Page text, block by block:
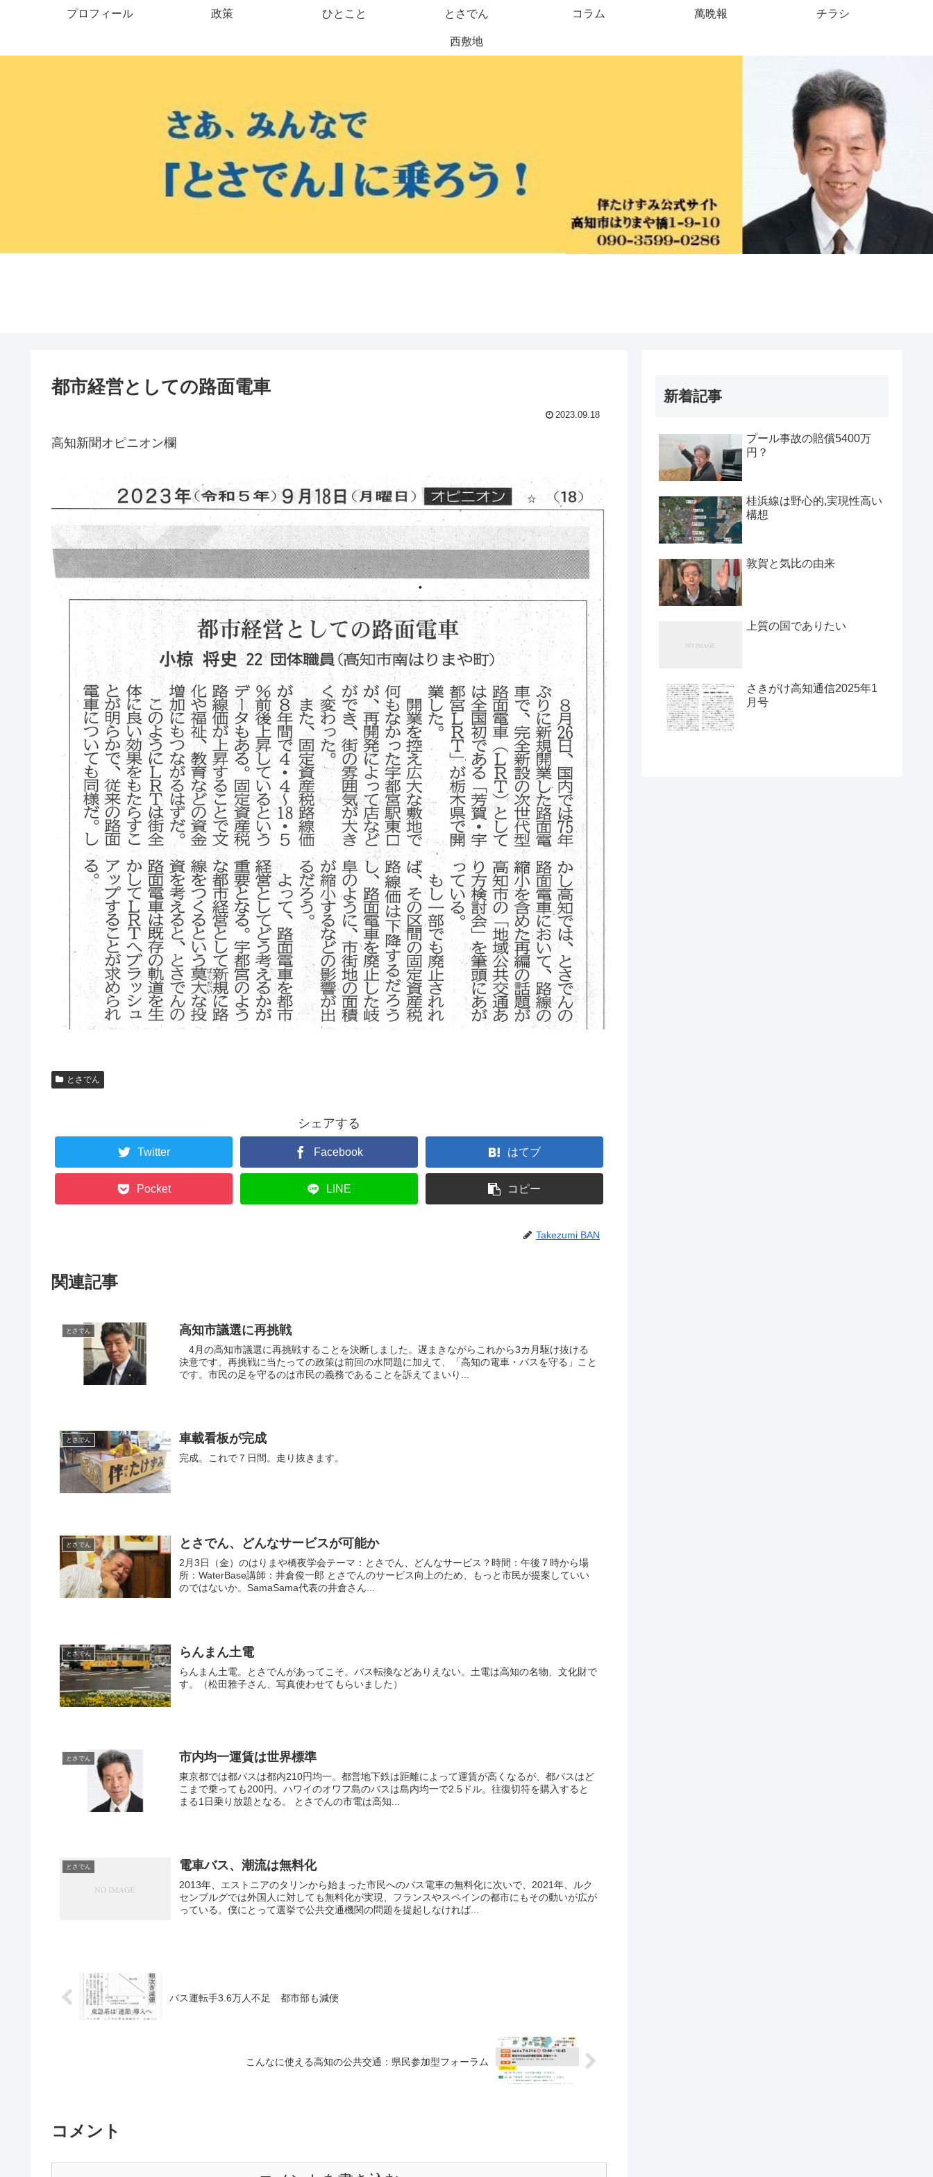
プロフィール 政策 ひとこと とさでん コラム 萬晩報 チラシ
西敷地
都市経営としての路面電車
2023.09.18
高知新聞オピニオン欄
とさでん
シェアする
Twitter Facebook はてブ
Pocket LINE コピー
Takezumi BAN
関連記事
とさでん 高知市議選に再挑戦
4月の高知市議選に再挑戦することを決断しました。遅まきながらこれから3カ月駆け抜ける
決意です。再挑戦に当たっての政策は前回の水問題に加えて、「高知の電車・バスを守る」こと
です。市民の足を守るのは市民の義務であることを訴えてまいり...
とさでん 車載看板が完成
完成。これで７日間。走り抜きます。
とさでん とさでん、どんなサービスが可能か
2月3日（金）のはりまや橋夜学会テーマ：とさでん、どんなサービス？時間：午後７時から場
所：WaterBase講師：井倉俊一郎 とさでんのサービス向上のため、もっと市民が提案していい
のではないか。SamaSama代表の井倉さん...
とさでん らんまん土電
らんまん土電。とさでんがあってこそ。バス転換などありえない。土電は高知の名物、文化財で
す。（松田雅子さん、写真使わせてもらいました）
とさでん 市内均一運賃は世界標準
東京都では都バスは都内210円均一。都営地下鉄は距離によって運賃が高くなるが、都バスはど
こまで乗っても200円。ハワイのオワフ島のバスは島内均一で2.5ドル。往復切符を購入すると
まる1日乗り放題となる。 とさでんの市電は高知...
とさでん 電車バス、潮流は無料化
2013年、エストニアのタリンから始まった市民へのバス電車の無料化に次いで、2021年、ルク
センブルグでは外国人に対しても無料化が実現、フランスやスペインの都市にもその動いが広が
っている。僕にとって選挙で公共交通機関の問題を提起しなければ...
バス運転手3.6万人不足 都市部も減便
こんなに使える高知の公共交通：県民参加型フォーラム
コメント
新着記事
プール事故の賠償5400万
円？
桂浜線は野心的,実現性高い
構想
敦賀と気比の由来
上質の国でありたい
さきがけ高知通信2025年1
月号